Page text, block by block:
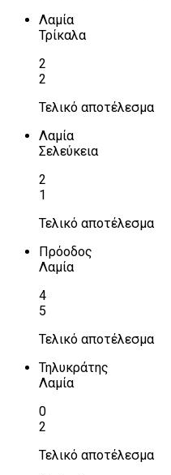
Λαμία
Τρίκαλα
2
2
Τελικό αποτέλεσμα
Λαμία
Σελεύκεια
2
1
Τελικό αποτέλεσμα
Πρόοδος
Λαμία
4
5
Τελικό αποτέλεσμα
Τηλυκράτης
Λαμία
0
2
Τελικό αποτέλεσμα